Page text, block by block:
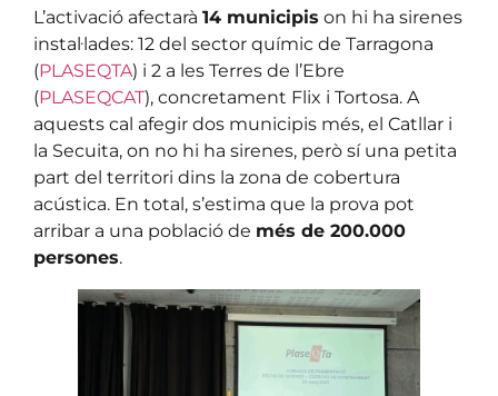
L’activació afectarà 14 municipis on hi ha sirenes
instal·lades: 12 del sector químic de Tarragona
(PLASEQTA) i 2 a les Terres de l’Ebre
(PLASEQCAT), concretament Flix i Tortosa. A
aquests cal afegir dos municipis més, el Catllar i
la Secuita, on no hi ha sirenes, però sí una petita
part del territori dins la zona de cobertura
acústica. En total, s’estima que la prova pot
arribar a una població de més de 200.000
persones.